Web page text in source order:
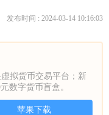
发布时间 : 2024-03-14 10:16:03
拟货币交易平台；新
数字货币盲盒。
苹果下载